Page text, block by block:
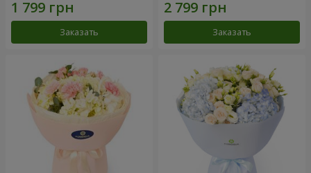
Заказать Заказать